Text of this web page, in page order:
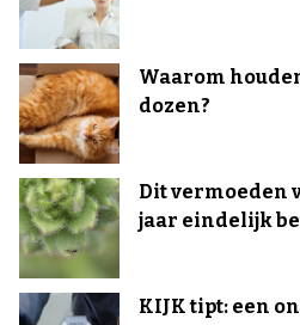
Waarom
dozen?
Dit vermoeden
jaar eindelijk
KIJK tipt: een